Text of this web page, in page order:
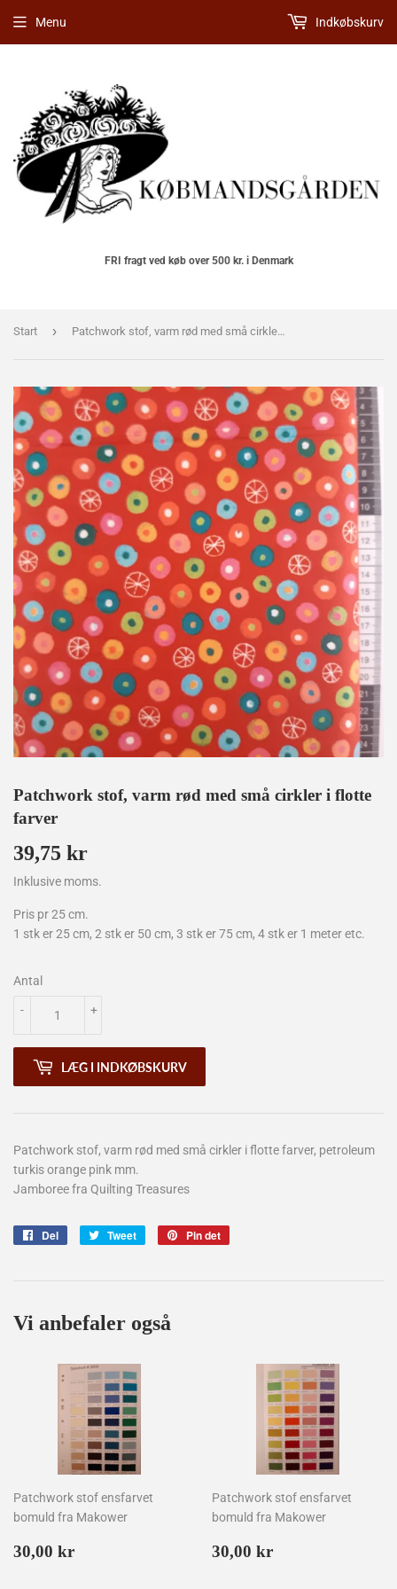
FRI fragt ved køb over 500 kr. i Denmark
Menu Indkøbskurv
Start › Patchwork stof, varm rød med små cirkler i flotte farver
Patchwork stof, varm rød med små cirkler i flotte
farver
39,75 kr
kr
Inklusive moms.
Pris pr 25 cm.
1 stk er 25 cm, 2 stk er 50 cm, 3 stk er 75 cm, 4 stk er 1 meter etc.
Antal
+
-
LÆG I INDKØBSKURV
Patchwork stof, varm rød med små cirkler i flotte farver, petroleum
turkis orange pink mm.
Jamboree fra Quilting Treasures
Del Tweet
Tweet
Pin det
Vi anbefaler også
Patchwork stof ensfarvet
bomuld fra Makower
Normalpris
30,00 kr
Patchwork stof ensfarvet
bomuld fra Makower
Normalpris
30,00 kr